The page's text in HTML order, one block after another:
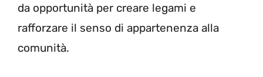
da opportunità per creare legami e
rafforzare il senso di appartenenza alla
comunità.